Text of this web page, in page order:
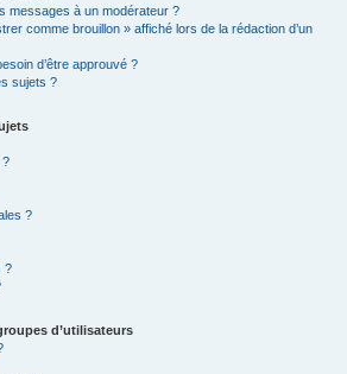
messages à un modérateur ?
comme brouillon » affiché lors de la rédaction d’un
d’être approuvé ?
sujets ?
?
?
?
d’utilisateurs